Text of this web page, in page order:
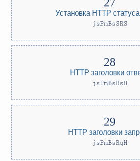
Установка HTTP
jsPmBsSRS
HTTP заголовки
jsPmBsRsH
HTTP заголовки
jsPmBsRqH